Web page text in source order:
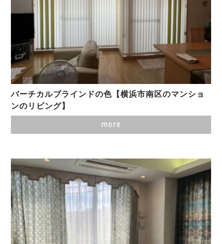
バーチカルブラインドの色【横浜市南区のマンショ
ンのリビング】
more